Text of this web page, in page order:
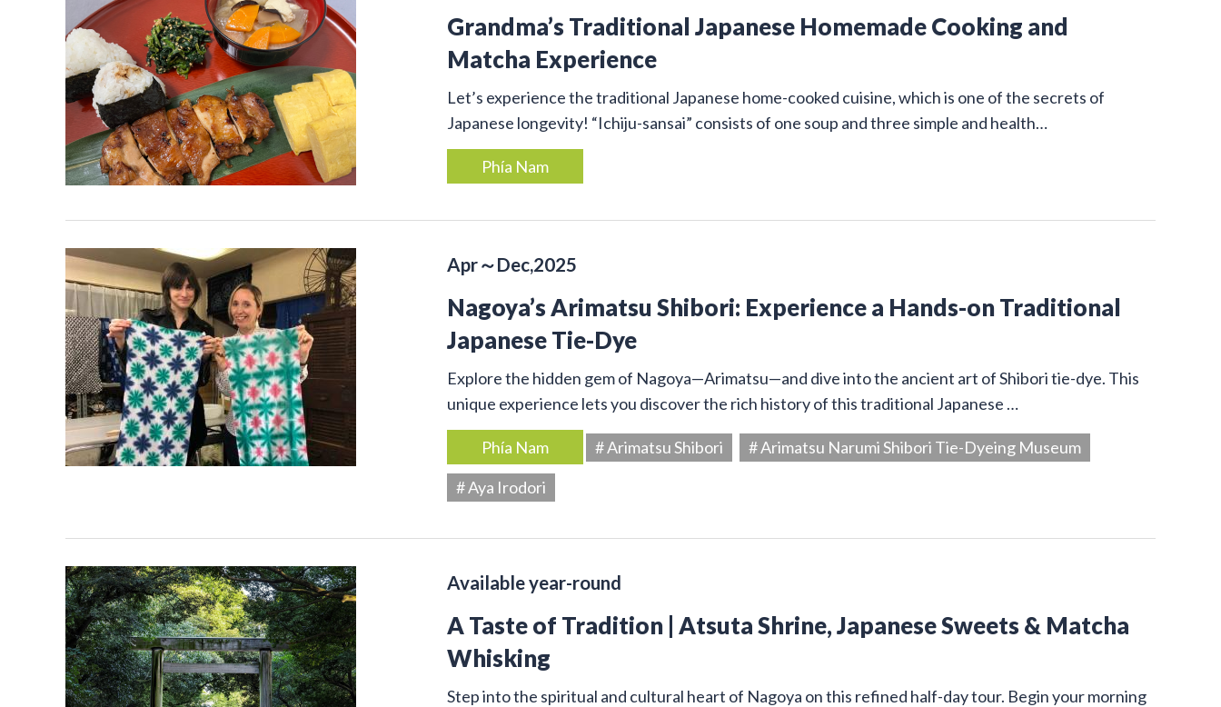
Grandma’s Traditional Japanese Homemade Cooking and
Matcha Experience
Let’s experience the traditional Japanese home-cooked cuisine, which is one of the secrets of
Japanese longevity! “Ichiju-sansai” consists of one soup and three simple and health…
Phía Nam
Apr～Dec,2025
Nagoya’s Arimatsu Shibori: Experience a Hands-on Traditional
Japanese Tie-Dye
Explore the hidden gem of Nagoya—Arimatsu—and dive into the ancient art of Shibori tie-dye. This
unique experience lets you discover the rich history of this traditional Japanese …
Phía Nam # Arimatsu Shibori
# Arimatsu Narumi Shibori Tie-Dyeing Museum
# Aya Irodori
Available year-round
A Taste of Tradition | Atsuta Shrine, Japanese Sweets & Matcha
Whisking
Step into the spiritual and cultural heart of Nagoya on this refined half-day tour. Begin your morning